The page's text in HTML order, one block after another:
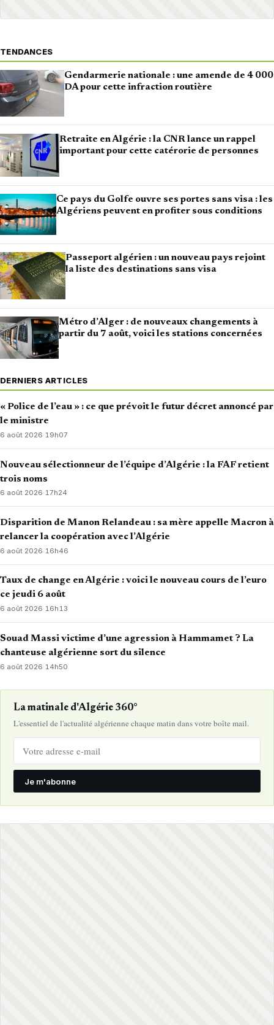
TENDANCES
Gendarmerie nationale : une amende de 4 000
DA pour cette infraction routière
Retraite en Algérie : la CNR lance un rappel
important pour cette catérorie de personnes
Ce pays du Golfe ouvre ses portes sans visa : les
Algériens peuvent en profiter sous conditions
Passeport algérien : un nouveau pays rejoint
la liste des destinations sans visa
Métro d’Alger : de nouveaux changements à
partir du 7 août, voici les stations concernées
DERNIERS ARTICLES
« Police de l’eau » : ce que prévoit le futur décret annoncé par
le ministre
6 août 2026·19h07
Nouveau sélectionneur de l’équipe d’Algérie : la FAF retient
trois noms
6 août 2026·17h24
Disparition de Manon Relandeau : sa mère appelle Macron à
relancer la coopération avec l’Algérie
6 août 2026· 16h46
Taux de change en Algérie : voici le nouveau cours de l’euro
ce jeudi 6 août
6 août 2026·16h13
Souad Massi victime d’une agression à Hammamet ? La
chanteuse algérienne sort du silence
6 août 2026· 14h50
La matinale d'Algérie 360°
L'essentiel de l'actualité algérienne chaque matin dans votre boîte mail.
Je m'abonne